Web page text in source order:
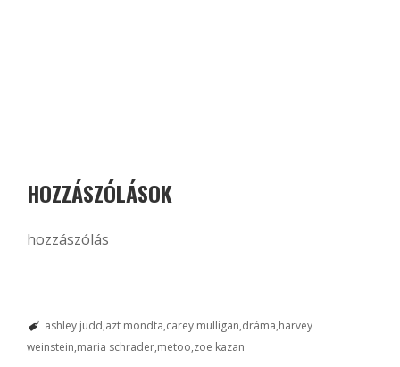
HOZZÁSZÓLÁSOK
hozzászólás
ashley judd azt mondta carey mulligan dráma harvey
weinstein maria schrader metoo zoe kazan